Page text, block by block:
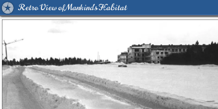
Retro View of Mankind's Habitat